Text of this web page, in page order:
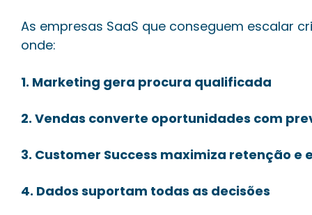
As empresas SaaS que conseguem escalar
onde:
1. Marketing gera procura qualificada
2. Vendas converte oportunidades com
3. Customer Success maximiza retenção e
4. Dados suportam todas as decisões